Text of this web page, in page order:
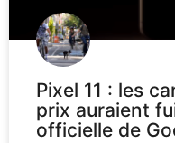
Pixel 11 : les
prix auraient
officielle de